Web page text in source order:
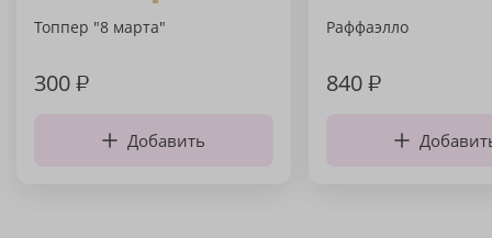
Топпер "8 марта"
300₽
Добавить
Раффаэлло
840₽